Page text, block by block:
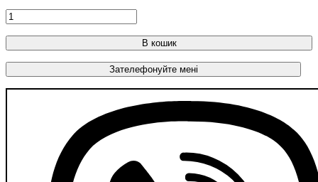
В кошик
Зателефонуйте мені